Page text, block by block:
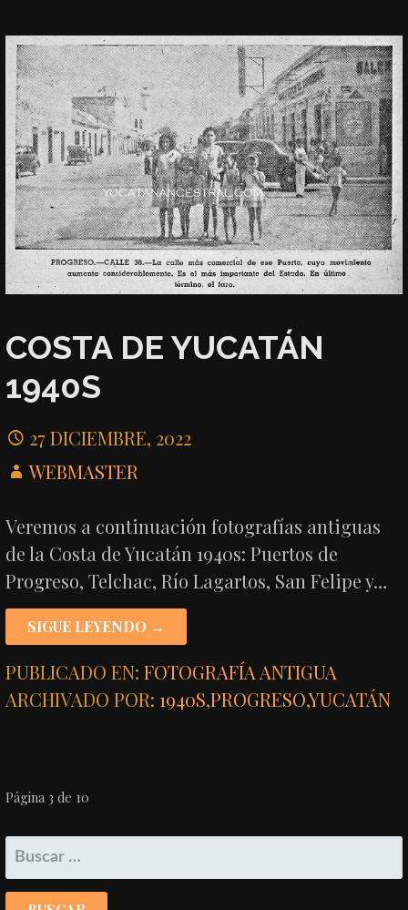
COSTA DE YUCATÁN
1940S
27 DICIEMBRE, 2022
WEBMASTER
Veremos a continuación fotografías antiguas
de la Costa de Yucatán 1940s: Puertos de
Progreso, Telchac, Río Lagartos, San Felipe y…
SIGUE LEYENDO →
PUBLICADO EN:FOTOGRAFÍA ANTIGUA
ARCHIVADO POR:1940S,PROGRESO,YUCATÁN
NAVEGACIÓN
POR
ENTRADA
Página 3 de 10
BUSCAR: